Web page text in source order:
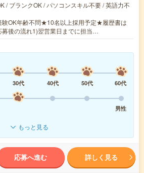
/ ブランクOK / パソコンスキル不要 / 英語力不
験OK年齢不問★10名以上採用予定★履歴書は
後の流れ1)翌営業日までに担当…
30代 40代 50代
60代
男性
もっと見る
応募へ進む 詳しく見る